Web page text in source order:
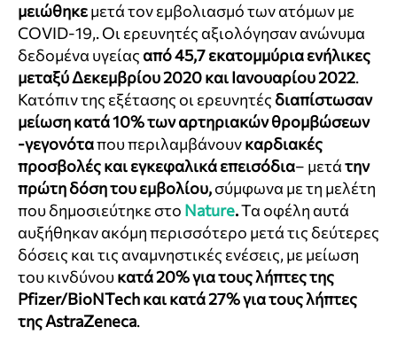
μειώθηκεμετά τον εμβολιασμό των ατόμων με
COVID-19,. Οι ερευνητές αξιολόγησαν ανώνυμα
δεδομένα υγείας από 45,7 εκατομμύρια ενήλικες
μεταξύ Δεκεμβρίου 2020 και Ιανουαρίου 2022.
Κατόπιν της εξέτασης οι ερευνητές διαπίστωσαν
μείωση κατά 10% των αρτηριακών θρομβώσεων
-γεγονόταπου περιλαμβάνουνκαρδιακές
προσβολές και εγκεφαλικά επεισόδια– μετάτην
πρώτη δόση του εμβολίου,σύμφωνα με τη μελέτη
που δημοσιεύτηκε στο Nature.Τα οφέλη αυτά
αυξήθηκαν ακόμη περισσότερο μετά τις δεύτερες
δόσεις και τις αναμνηστικές ενέσεις, με μείωση
του κινδύνουκατά 20% για τους λήπτες της
Pfizer/BioNTech και κατά 27% για τους λήπτες
της AstraZeneca.